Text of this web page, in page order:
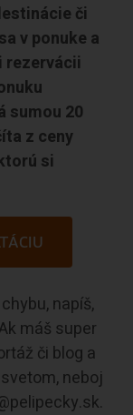
či
v ponuke a
rezervácii
sumou 20
z ceny
si
napíš,
máš super
či blog a
neboj